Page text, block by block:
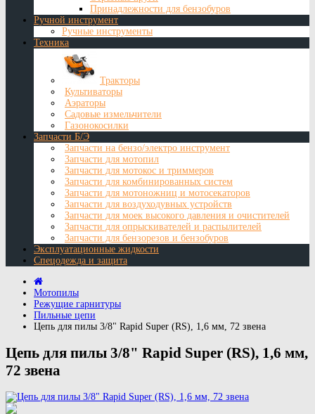
Принадлежности для бензобуров
Ручной инструмент
Ручные инструменты
Техника
Тракторы
Культиваторы
Аэраторы
Садовые измельчители
Газонокосилки
Запчасти Б/Э
Запчасти на бензо/электро инструмент
Запчасти для мотопил
Запчасти для мотокос и триммеров
Запчасти для комбинированных систем
Запчасти для мотоножниц и мотосекаторов
Запчасти для воздуходувных устройств
Запчасти для моек высокого давления и очистителей
Запчасти для опрыскивателей и распылителей
Запчасти для бензорезов и бензобуров
Эксплуатационные жидкости
Спецодежда и защита
Мотопилы
Режущие гарнитуры
Пильные цепи
Цепь для пилы 3/8" Rapid Super (RS), 1,6 мм, 72 звена
Цепь для пилы 3/8" Rapid Super (RS), 1,6 мм,
72 звена